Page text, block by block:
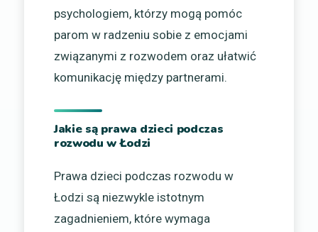
psychologiem, którzy mogą pomóc
parom w radzeniu sobie z emocjami
związanymi z rozwodem oraz ułatwić
komunikację między partnerami.
Jakie są prawa dzieci podczas
rozwodu w Łodzi
Prawa dzieci podczas rozwodu w
Łodzi są niezwykle istotnym
zagadnieniem, które wymaga